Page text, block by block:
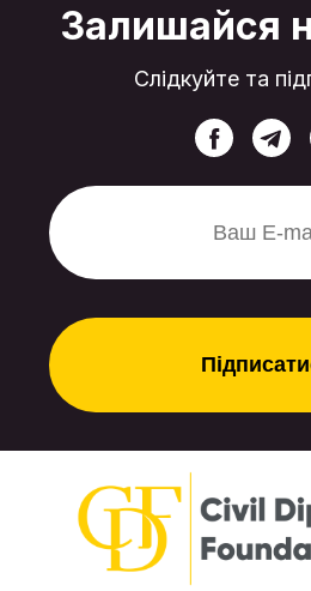
держави-терориста
Залишайся
Слідкуйте та